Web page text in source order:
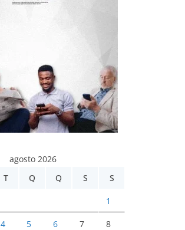
agosto 2026
T Q Q S S
1
4 5 6 7 8